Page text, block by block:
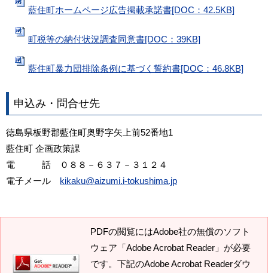
藍住町ホームページ広告掲載承諾書[DOC：42.5KB]
町税等の納付状況調査同意書[DOC：39KB]
藍住町暴力団排除条例に基づく誓約書[DOC：46.8KB]
申込み・問合せ先
徳島県板野郡藍住町奥野字矢上前52番地1
藍住町 企画政策課
電 話 ０８８－６３７－３１２４
電子メール kikaku@aizumi.i-tokushima.jp
PDFの閲覧にはAdobe社の無償のソフト
ウェア「Adobe Acrobat Reader」が必要
です。下記のAdobe Acrobat Readerダウ